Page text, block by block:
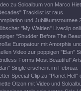
zu Soloalbum von Marco
Tracklist ist raus.
und Jubiläumstournee
"My Walden" Liveclip
"Shudder Before The
Europatour mit Amorphis
Video zur poppigen "Elan"
Forms Most Beautiful"
Single erscheint im Februar.
Special-Clip zu "Planet Hell"
Olzon mit Video und